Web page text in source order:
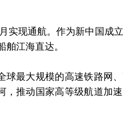
实现通航。作为新中国成
江海直达。
最大规模的高速铁路网、
推动国家高等级航道加